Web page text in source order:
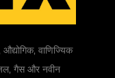
वाणिज्यिक
गैस और नवीन